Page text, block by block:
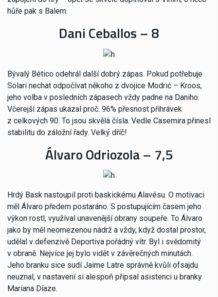
hůře pak s Balem.
Dani Ceballos – 8
Bývalý Bético odehrál další dobrý zápas. Pokud potřebuje
Solari nechat odpočívat někoho z dvojice Modrić – Kroos,
jeho volba v posledních zápasech vždy padne na Daniho.
Včerejší zápas ukázal proč. 96% přesnost přihrávek
z celkových 90. To jsou skvělá čísla. Vedle Casemira přinesl
stabilitu do záložní řady. Velký dříč!
Álvaro Odriozola – 7,5
Hrdý Bask nastoupil proti baskickému Alavésu. O motivaci
měl Álvaro předem postaráno. S postupujícím časem jeho
výkon rostl, využíval unavenější obrany soupeře. To Álvaro
jako by měl neomezenou nádrž a vždy, když dostal prostor,
udělal v defenzivě Deportiva pořádný vítr. Byl i svědomitý
v obraně. Nejvíce jej bylo vidět v závěrečných minutách.
Jeho branku sice sudí Jaime Latre správně kvůli ofsajdu
neuznal, v nastavení si alespoň připsal asistenci u branky
Mariana Díaze.